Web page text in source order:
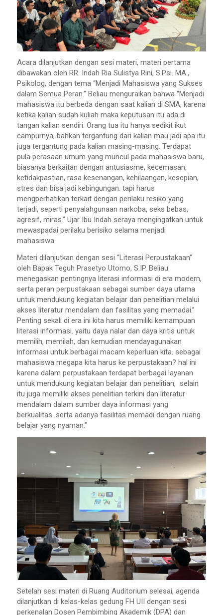
Acara dilanjutkan dengan sesi materi, materi pertama
dibawakan oleh RR. Indah Ria Sulistya Rini, S.Psi. MA.,
Psikolog, dengan tema “Menjadi Mahasiswa yang Sukses
dalam Semua Peran.” Beliau menguraikan bahwa “Menjadi
mahasiswa itu berbeda dengan saat kalian di SMA, karena
ketika kalian sudah kuliah maka keputusan itu ada di
tangan kalian sendiri. Orang tua itu hanya sedikit ikut
campurnya, bahkan tergantung dari kalian mau jadi apa itu
juga tergantung pada kalian masing-masing. Terdapat
pula perasaan umum yang muncul pada mahasiswa baru,
biasanya berkaitan dengan antusiasme, kecemasan,
ketidakpastian, rasa kesenangan, kehilaangan, kesepian,
stres dan bisa jadi kebingungan. tapi harus
mengperhatikan terkait dengan perilaku resiko yang
terjadi, seperti penyalahgunaan narkoba, seks bebas,
agresif, miras.” Ujar Ibu Indah seraya mengingatkan untuk
mewaspadai perilaku berisiko selama menjadi
mahasiswa.
Materi dilanjutkan dengan sesi “Literasi Perpustakaan”
oleh Bapak Teguh Prasetyo Utomo, S.IP. Beliau
menegaskan pentingnya literasi informasi di era modern,
serta peran perpustakaan sebagai sumber daya utama
untuk mendukung kegiatan belajar dan penelitian melalui
akses literatur mendalam dan fasilitas yang memadai.”
Penting sekali di era ini kita harus memiliki kemampuan
literasi informasi. yaitu daya nalar dan daya kritis untuk
memilih, memilah, dan kemudian mendayagunakan
informasi untuk berbagai macam keperluan kita. sebagai
mahasiswa megapa kita harus ke perpustakaan? hal ini
karena dalam perpustakaan terdapat berbagai layanan
untuk mendukung kegiatan belajar dan penelitian, selain
itu juga memiliki akses penelitian terkini dan literatur
mendalam dalam sumber daya informasi yang
berkualitas. serta adanya fasilitas memadi dengan ruang
belajar yang nyaman.”
Setelah sesi materi di Ruang Auditorium selesai, agenda
dilanjutkan di kelas-kelas gedung FH UII dengan sesi
perkenalan Dosen Pembimbing Akademik (DPA) dan